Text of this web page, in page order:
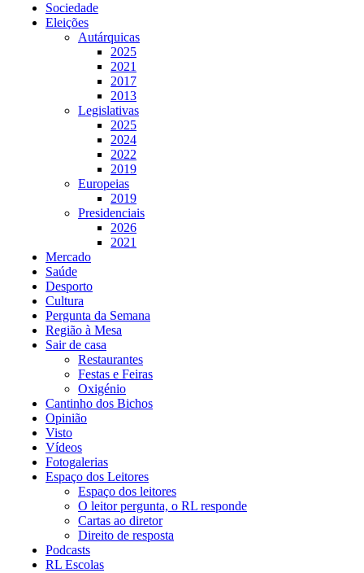
Sociedade
Eleições
Autárquicas
2025
2021
2017
2013
Legislativas
2025
2024
2022
2019
Europeias
2019
Presidenciais
2026
2021
Mercado
Saúde
Desporto
Cultura
Pergunta da Semana
Região à Mesa
Sair de casa
Restaurantes
Festas e Feiras
Oxigénio
Cantinho dos Bichos
Opinião
Visto
Vídeos
Fotogalerias
Espaço dos Leitores
Espaço dos leitores
O leitor pergunta, o RL responde
Cartas ao diretor
Direito de resposta
Podcasts
RL Escolas